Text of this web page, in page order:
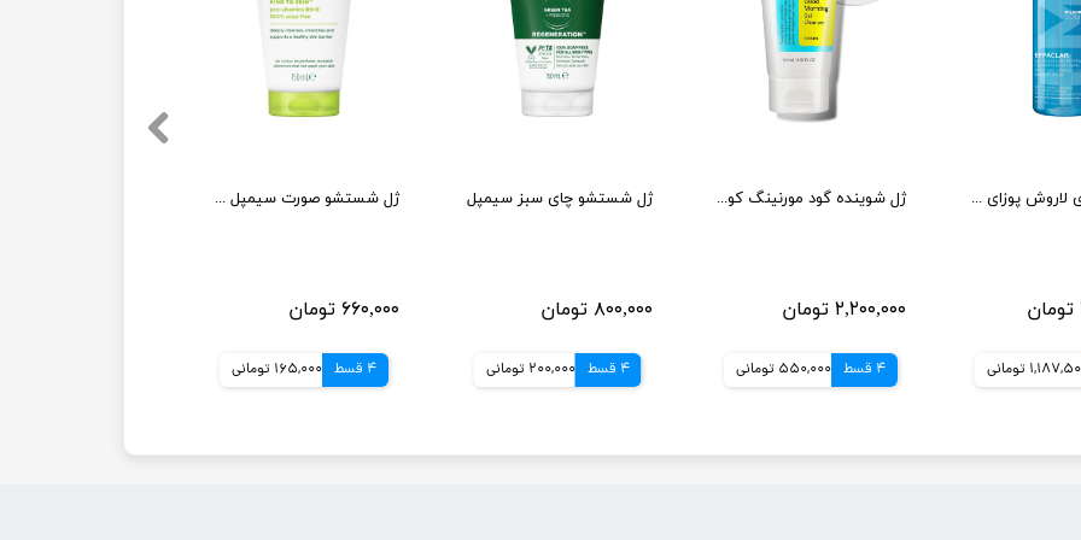
ژل شستشو صورت سیمپل مدل moisturising حجم 150 میلی لیتر
۶۶۰,۰۰۰ تومان
4 قسط 165,000 تومانی
ژل شستشو چای سبز سیمپل
۸۰۰,۰۰۰ تومان
4 قسط 200,000 تومانی
ژل شوینده گود مورنینگ کوزارکس 150 میل
۲,۲۰۰,۰۰۰ تومان
4 قسط 550,000 تومانی
ژل شستشوی لاروش پوزای مدل میکروبیوم ساینس ۴۰۰ میل
تومانی